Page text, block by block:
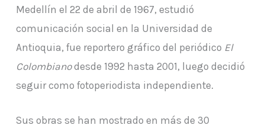
Medellín el 22 de abril de 1967, estudió
comunicación social en la Universidad de
Antioquia, fue reportero gráfico del periódico El
Colombianodesde 1992 hasta 2001, luego decidió
seguir como fotoperiodista independiente.
Sus obras se han mostrado en más de 30